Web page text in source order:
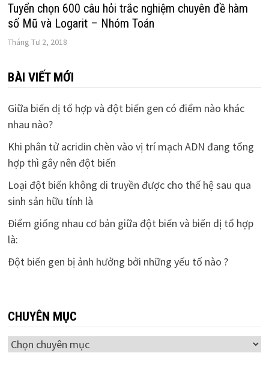
Tuyển chọn 600 câu hỏi trắc nghiệm chuyên đề hàm
số Mũ và Logarit – Nhóm Toán
Tháng Tư 2, 2018
BÀI VIẾT MỚI
Giữa biến dị tổ hợp và đột biến gen có điểm nào khác
nhau nào?
Khi phân tử acridin chèn vào vị trí mạch ADN đang tổng
hợp thì gây nên đột biến
Loại đột biến không di truyền được cho thế hệ sau qua
sinh sản hữu tính là
Điểm giống nhau cơ bản giữa đột biến và biến dị tổ hợp
là:
Đột biến gen bị ảnh hưởng bởi những yếu tố nào ?
CHUYÊN MỤC
Chuyên